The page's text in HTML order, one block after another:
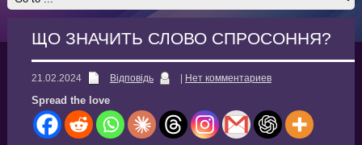
ЩО ЗНАЧИТЬ СЛОВО СПРОСОННЯ?
21.02.2024 Відповідь Нет комментариев
Spread the love